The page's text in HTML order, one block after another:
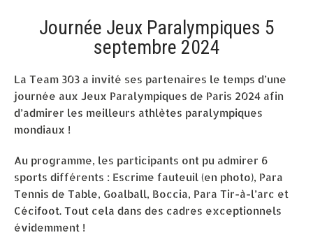
Journée Jeux Paralympiques 5
septembre 2024
La Team 303 a invité ses partenaires le temps d’une
journée aux Jeux Paralympiques de Paris 2024 afin
d’admirer les meilleurs athlètes paralympiques
mondiaux !
Au programme, les participants ont pu admirer 6
sports différents : Escrime fauteuil (en photo), Para
Tennis de Table, Goalball, Boccia, Para Tir-à-l’arc et
Cécifoot. Tout cela dans des cadres exceptionnels
évidemment !